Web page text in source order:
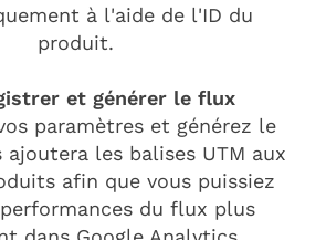
à l'aide de l'ID du
produit.
et générer le flux
paramètres et générez le
ajoutera les balises UTM aux
afin que vous puissiez
du flux plus